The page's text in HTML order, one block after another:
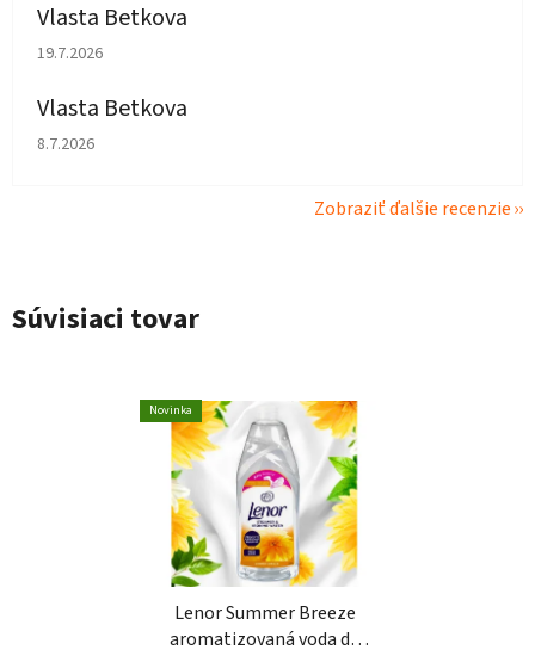
Vlasta Betkova
Hodnotenie obchodu je 5 z 5 hviezdičiek.
19.7.2026
Vlasta Betkova
Hodnotenie obchodu je 4 z 5 hviezdičiek.
8.7.2026
Zobraziť ďalšie recenzie
Súvisiaci tovar
Novinka
Lenor Summer Breeze
aromatizovaná voda do